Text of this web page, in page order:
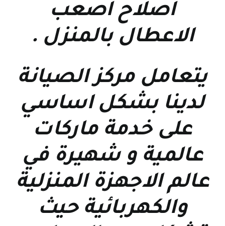
اصلاح اصعب
الاعطال بالمنزل .
يتعامل مركز الصيانة
لدينا بشكل اساسي
على خدمة ماركات
عالمية و شهيرة في
عالم الاجهزة المنزلية
والكهربائية حيث